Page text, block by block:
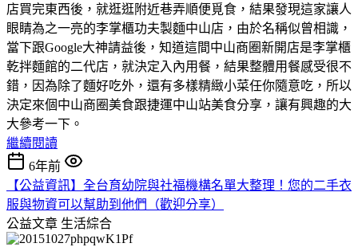
店買完東西後，就逛逛附近巷弄順便覓食，結果發現這家讓人
眼睛為之一亮的李掌櫃功夫製麵中山店，由於名稱似曾相識，
當下跟Google大神請益後，知道這間中山商圈新開店是李掌櫃
乾拌麵館的二代店，就決定入內用餐，結果整體用餐感受很不
錯，因為除了麵好吃外，還有多樣精緻小菜任你隨意吃，所以
決定來個中山商圈美食跟捷運中山站美食分享，讓有興趣的大
大參考一下。
繼續閱讀
6年前
【公益資訊】全台育幼院與社福機構名單大整理！您的二手衣
服與物資可以幫助到他們（歡迎分享）
公益文章 生活綜合